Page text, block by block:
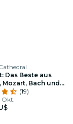
Das Beste aus
Bach und
(19)
Okt.